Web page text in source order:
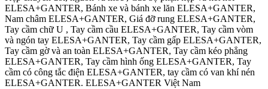
ELESA+GANTER, Bánh xe và bánh xe lăn ELESA+GANTER,
Nam châm ELESA+GANTER, Giá đỡ rung ELESA+GANTER,
Tay cầm chữ U , Tay cầm cầu ELESA+GANTER, Tay cầm vòm
và ngón tay ELESA+GANTER, Tay cầm gấp ELESA+GANTER,
Tay cầm gờ và an toàn ELESA+GANTER, Tay cầm kéo phẳng
ELESA+GANTER, Tay cầm hình ống ELESA+GANTER, Tay
cầm có công tắc điện ELESA+GANTER, tay cầm có van khí nén
ELESA+GANTER. ELESA+GANTER Việt Nam